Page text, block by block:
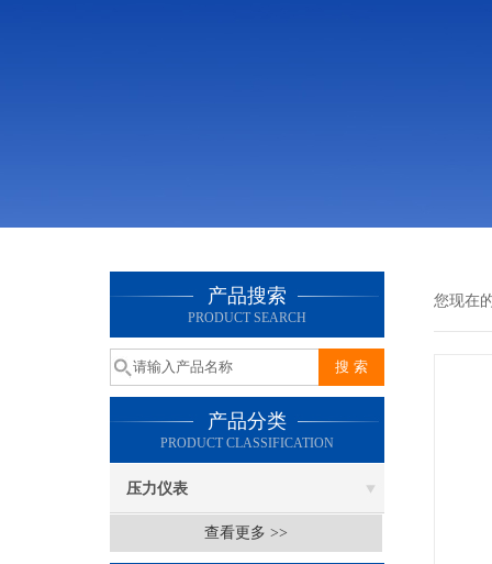
产品搜索
PRODUCT SEARCH
产品分类
PRODUCT CLASSIFICATION
压力仪表
查看更多 >>
您现在